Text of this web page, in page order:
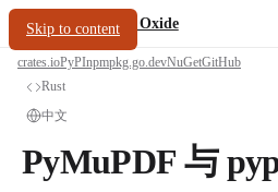
Skip to content
oxide.fyi/PDF Oxide
crates.ioPyPInpmpkg.go.devNuGetGitHub
Rust
中文
PyMuPDF 与